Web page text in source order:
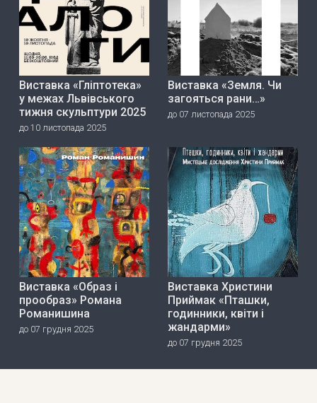
Виставка «Гліптотека»
у межах Львівського
тижня скульптури 2025
до 10 листопада 2025
Виставка «Земля. Чи
загояться рани…»
до 07 листопада 2025
Виставка «Образ і
прообраз» Романа
Романишина
до 07 грудня 2025
Виставка Христини
Приймак «Пташки,
годинники, квіти і
жандарми»
до 07 грудня 2025